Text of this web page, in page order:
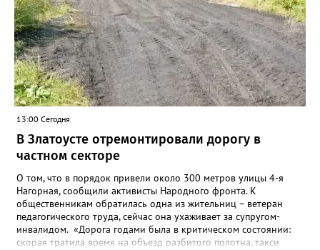
года.
13:00 Сегодня
В Златоусте отремонтировали дорогу в
частном секторе
О том, что в порядок привели около 300 метров улицы 4-я
Нагорная, сообщили активисты Народного фронта. К
общественникам обратилась одна из жительниц – ветеран
педагогического труда, сейчас она ухаживает за супругом-
инвалидом. «Дорога годами была в критическом состоянии:
скорая тратила время на объезд разбитого полотна, такси